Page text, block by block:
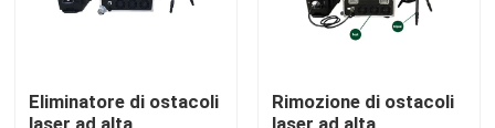
Controllo di qualità
Eliminatore di ostacoli
Rimozione di ostacoli